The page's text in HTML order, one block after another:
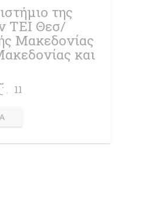
της
ΤΕΙ Θεσ/
Μακεδονίας
και
11